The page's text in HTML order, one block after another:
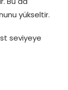
Bu da
yükseltir.
seviyeye